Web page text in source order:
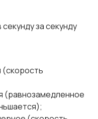
за секунду
(скорость
(равнозамедленное